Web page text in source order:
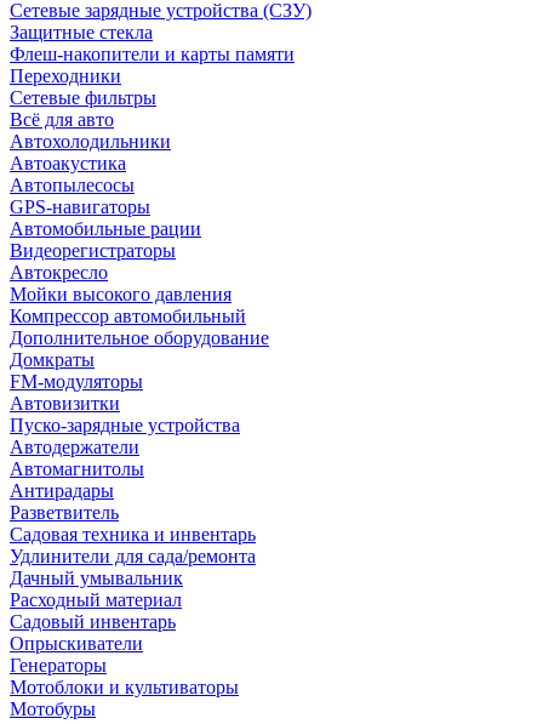
Сетевые зарядные устройства (СЗУ)
Защитные стекла
Флеш-накопители и карты памяти
Переходники
Сетевые фильтры
Всё для авто
Автохолодильники
Автоакустика
Автопылесосы
GPS-навигаторы
Автомобильные рации
Видеорегистраторы
Автокресло
Мойки высокого давления
Компрессор автомобильный
Дополнительное оборудование
Домкраты
FM-модуляторы
Автовизитки
Пуско-зарядные устройства
Автодержатели
Автомагнитолы
Антирадары
Разветвитель
Садовая техника и инвентарь
Удлинители для сада/ремонта
Дачный умывальник
Расходный материал
Садовый инвентарь
Опрыскиватели
Генераторы
Мотоблоки и культиваторы
Мотобуры